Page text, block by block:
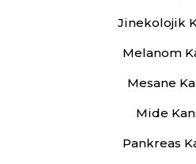
Jinekolojik
Melanom
Mesane
Mide
Pankreas